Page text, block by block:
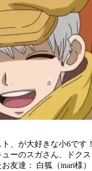
、が大好きな小6です
ーのスガさん、ドクス
友達： 白狐（inari様）